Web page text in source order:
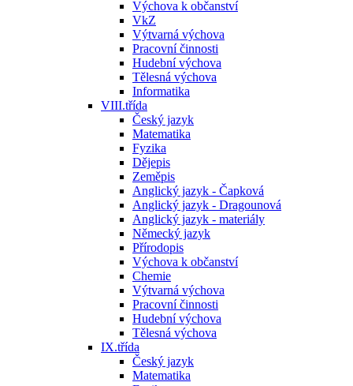
Výchova k občanství
VkZ
Výtvarná výchova
Pracovní činnosti
Hudební výchova
Tělesná výchova
Informatika
VIII.třída
Český jazyk
Matematika
Fyzika
Dějepis
Zeměpis
Anglický jazyk - Čapková
Anglický jazyk - Dragounová
Anglický jazyk - materiály
Německý jazyk
Přírodopis
Výchova k občanství
Chemie
Výtvarná výchova
Pracovní činnosti
Hudební výchova
Tělesná výchova
IX.třída
Český jazyk
Matematika